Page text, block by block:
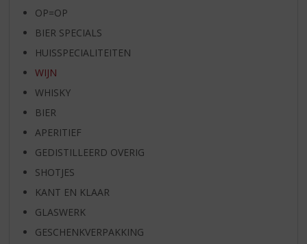
OP=OP
BIER SPECIALS
HUISSPECIALITEITEN
WIJN
WHISKY
BIER
APERITIEF
GEDISTILLEERD OVERIG
SHOTJES
KANT EN KLAAR
GLASWERK
GESCHENKVERPAKKING